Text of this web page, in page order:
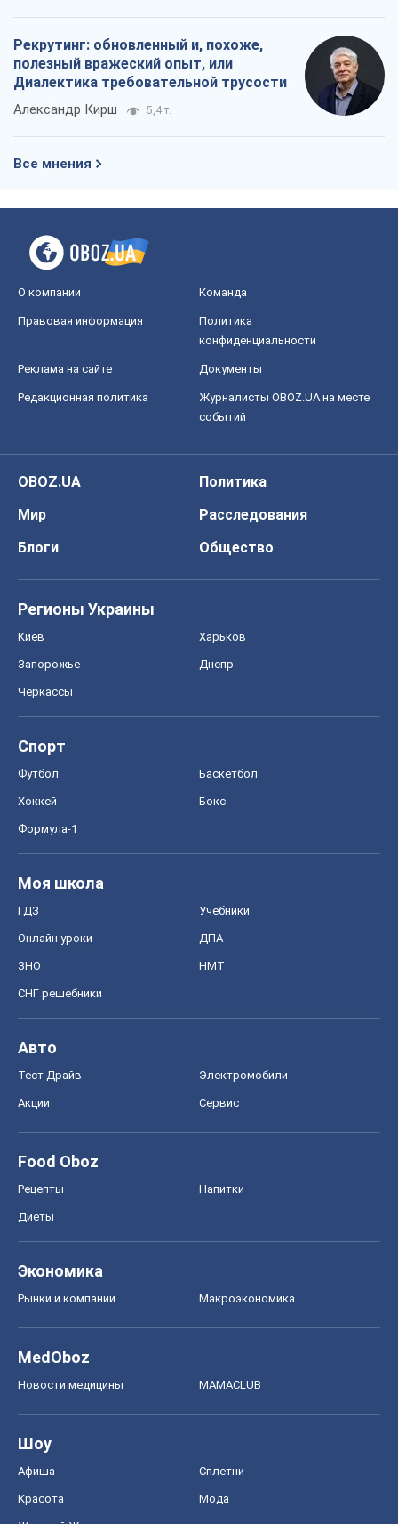
Рекрутинг: обновленный и, похоже,
полезный вражеский опыт, или
Диалектика требовательной трусости
Александр Кирш 5,4 т.
Все мнения
О компании Команда
Правовая информация
Политика
конфиденциальности
Реклама на сайте Документы
Редакционная политика
Журналисты OBOZ.UA на месте
событий
OBOZ.UA
Политика
Мир
Расследования
Блоги
Общество
Регионы Украины
Киев Харьков
Запорожье Днепр
Черкассы
Спорт
Футбол Баскетбол
Хоккей Бокс
Формула-1
Моя школа
ГДЗ Учебники
Онлайн уроки ДПА
ЗНО НМТ
СНГ решебники
Авто
Тест Драйв Электромобили
Акции Сервис
Food Oboz
Рецепты Напитки
Диеты
Экономика
Рынки и компании Mакроэкономика
MedOboz
Новости медицины MAMACLUB
Шоу
Афиша Сплетни
Красота Мода